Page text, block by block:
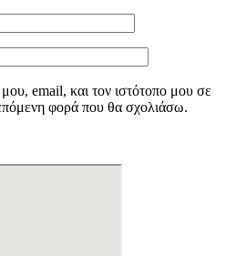
email, και τον ιστότοπο μου σε
φορά που θα σχολιάσω.